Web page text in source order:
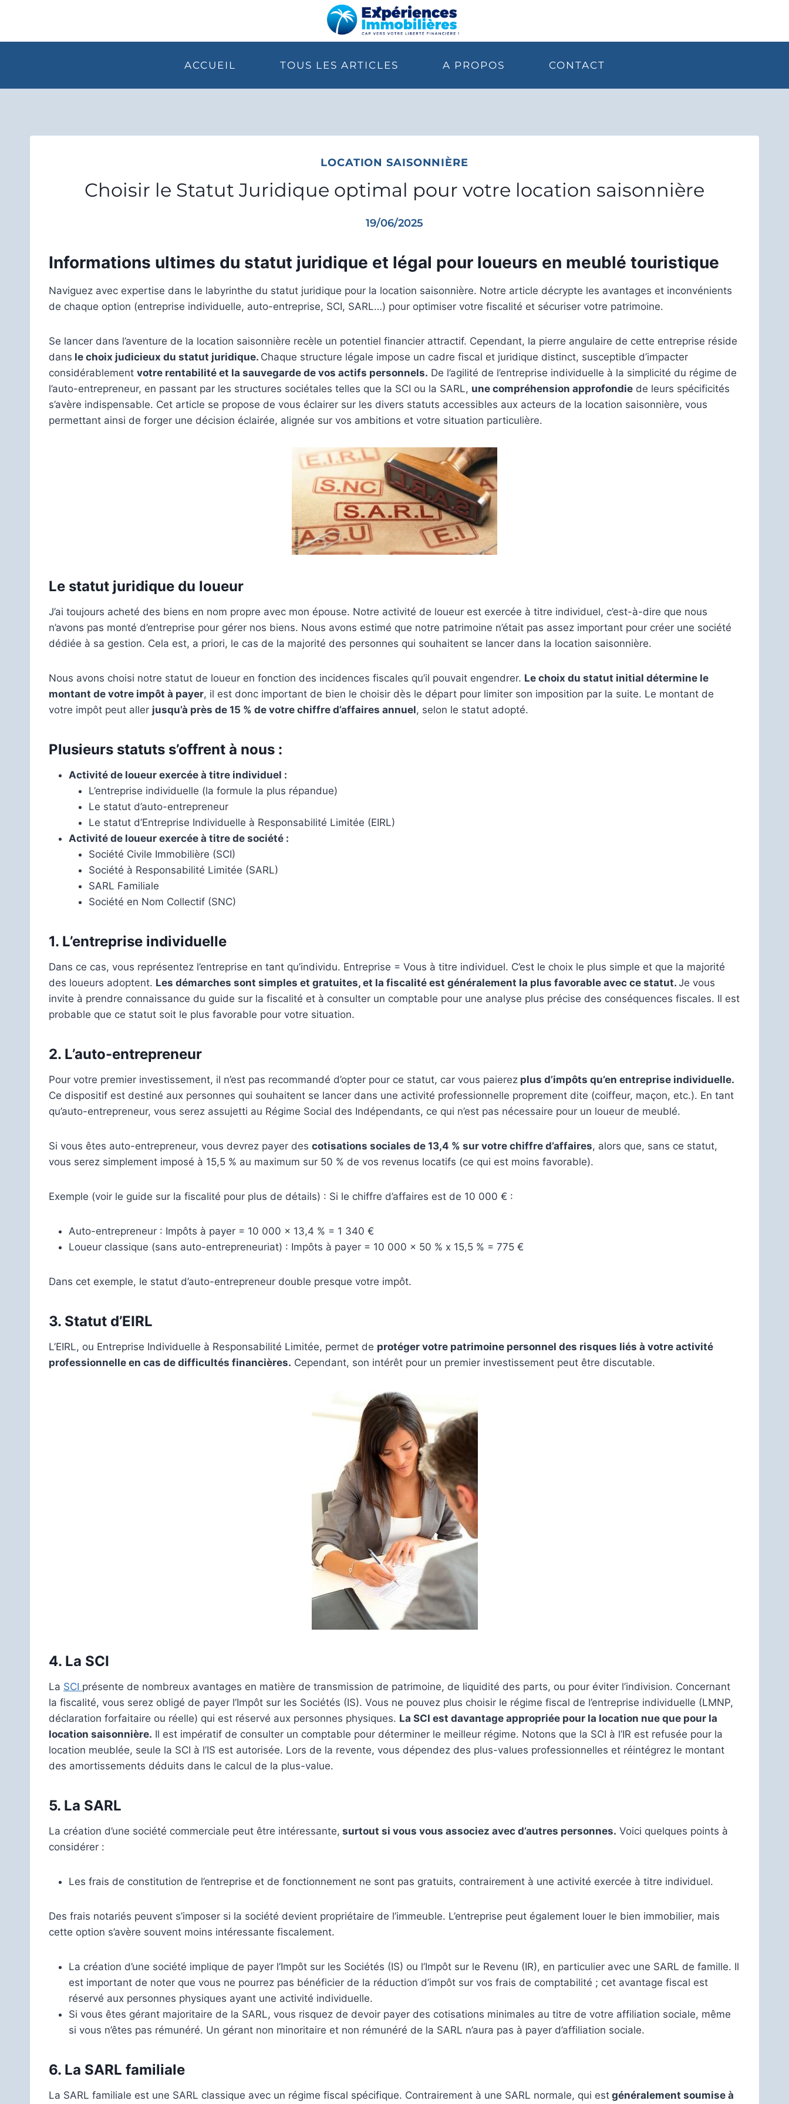
contenu
ACCUEIL TOUS LES ARTICLES A PROPOS CONTACT
LOCATION SAISONNIÈRE
Choisir le Statut Juridique optimal pour votre location saisonnière
19/06/2025
Informations ultimes du statut juridique et légal pour loueurs en meublé touristique
Naviguez avec expertise dans le labyrinthe du statut juridique pour la location saisonnière. Notre article décrypte les avantages et inconvénients
de chaque option (entreprise individuelle, auto-entreprise, SCI, SARL…) pour optimiser votre fiscalité et sécuriser votre patrimoine.
Se lancer dans l’aventure de la location saisonnière recèle un potentiel financier attractif. Cependant, la pierre angulaire de cette entreprise réside
dans le choix judicieux du statut juridique. Chaque structure légale impose un cadre fiscal et juridique distinct, susceptible d’impacter
considérablement votre rentabilité et la sauvegarde de vos actifs personnels. De l’agilité de l’entreprise individuelle à la simplicité du régime de
l’auto-entrepreneur, en passant par les structures sociétales telles que la SCI ou la SARL, une compréhension approfondie de leurs spécificités
s’avère indispensable. Cet article se propose de vous éclairer sur les divers statuts accessibles aux acteurs de la location saisonnière, vous
permettant ainsi de forger une décision éclairée, alignée sur vos ambitions et votre situation particulière.
Le statut juridique du loueur
J’ai toujours acheté des biens en nom propre avec mon épouse. Notre activité de loueur est exercée à titre individuel, c’est-à-dire que nous
n’avons pas monté d’entreprise pour gérer nos biens. Nous avons estimé que notre patrimoine n’était pas assez important pour créer une société
dédiée à sa gestion. Cela est, a priori, le cas de la majorité des personnes qui souhaitent se lancer dans la location saisonnière.
Nous avons choisi notre statut de loueur en fonction des incidences fiscales qu’il pouvait engendrer. Le choix du statut initial détermine le
montant de votre impôt à payer, il est donc important de bien le choisir dès le départ pour limiter son imposition par la suite. Le montant de
votre impôt peut aller jusqu’à près de 15 % de votre chiffre d’affaires annuel, selon le statut adopté.
Plusieurs statuts s’offrent à nous :
Activité de loueur exercée à titre individuel :
L’entreprise individuelle (la formule la plus répandue)
Le statut d’auto-entrepreneur
Le statut d’Entreprise Individuelle à Responsabilité Limitée (EIRL)
Activité de loueur exercée à titre de société :
Société Civile Immobilière (SCI)
Société à Responsabilité Limitée (SARL)
SARL Familiale
Société en Nom Collectif (SNC)
1. L’entreprise individuelle
Dans ce cas, vous représentez l’entreprise en tant qu’individu. Entreprise = Vous à titre individuel. C’est le choix le plus simple et que la majorité
des loueurs adoptent. Les démarches sont simples et gratuites, et la fiscalité est généralement la plus favorable avec ce statut. Je vous
invite à prendre connaissance du guide sur la fiscalité et à consulter un comptable pour une analyse plus précise des conséquences fiscales. Il est
probable que ce statut soit le plus favorable pour votre situation.
2. L’auto-entrepreneur
Pour votre premier investissement, il n’est pas recommandé d’opter pour ce statut, car vous paierez plus d’impôts qu’en entreprise individuelle.
Ce dispositif est destiné aux personnes qui souhaitent se lancer dans une activité professionnelle proprement dite (coiffeur, maçon, etc.). En tant
qu’auto-entrepreneur, vous serez assujetti au Régime Social des Indépendants, ce qui n’est pas nécessaire pour un loueur de meublé.
Si vous êtes auto-entrepreneur, vous devrez payer des cotisations sociales de 13,4 % sur votre chiffre d’affaires, alors que, sans ce statut,
vous serez simplement imposé à 15,5 % au maximum sur 50 % de vos revenus locatifs (ce qui est moins favorable).
Exemple (voir le guide sur la fiscalité pour plus de détails) : Si le chiffre d’affaires est de 10 000 € :
Auto-entrepreneur : Impôts à payer = 10 000 x 13,4 % = 1 340 €
Loueur classique (sans auto-entrepreneuriat) : Impôts à payer = 10 000 x 50 % x 15,5 % = 775 €
Dans cet exemple, le statut d’auto-entrepreneur double presque votre impôt.
3. Statut d’EIRL
L’EIRL, ou Entreprise Individuelle à Responsabilité Limitée, permet de protéger votre patrimoine personnel des risques liés à votre activité
professionnelle en cas de difficultés financières. Cependant, son intérêt pour un premier investissement peut être discutable.
4. La SCI
La SCI présente de nombreux avantages en matière de transmission de patrimoine, de liquidité des parts, ou pour éviter l’indivision. Concernant
la fiscalité, vous serez obligé de payer l’Impôt sur les Sociétés (IS). Vous ne pouvez plus choisir le régime fiscal de l’entreprise individuelle (LMNP,
déclaration forfaitaire ou réelle) qui est réservé aux personnes physiques. La SCI est davantage appropriée pour la location nue que pour la
location saisonnière. Il est impératif de consulter un comptable pour déterminer le meilleur régime. Notons que la SCI à l’IR est refusée pour la
location meublée, seule la SCI à l’IS est autorisée. Lors de la revente, vous dépendez des plus-values professionnelles et réintégrez le montant
des amortissements déduits dans le calcul de la plus-value.
5. La SARL
La création d’une société commerciale peut être intéressante, surtout si vous vous associez avec d’autres personnes. Voici quelques points à
considérer :
Les frais de constitution de l’entreprise et de fonctionnement ne sont pas gratuits, contrairement à une activité exercée à titre individuel.
Des frais notariés peuvent s’imposer si la société devient propriétaire de l’immeuble. L’entreprise peut également louer le bien immobilier, mais
cette option s’avère souvent moins intéressante fiscalement.
La création d’une société implique de payer l’Impôt sur les Sociétés (IS) ou l’Impôt sur le Revenu (IR), en particulier avec une SARL de famille. Il
est important de noter que vous ne pourrez pas bénéficier de la réduction d’impôt sur vos frais de comptabilité ; cet avantage fiscal est
réservé aux personnes physiques ayant une activité individuelle.
Si vous êtes gérant majoritaire de la SARL, vous risquez de devoir payer des cotisations minimales au titre de votre affiliation sociale, même
si vous n’êtes pas rémunéré. Un gérant non minoritaire et non rémunéré de la SARL n’aura pas à payer d’affiliation sociale.
6. La SARL familiale
La SARL familiale est une SARL classique avec un régime fiscal spécifique. Contrairement à une SARL normale, qui est généralement soumise à